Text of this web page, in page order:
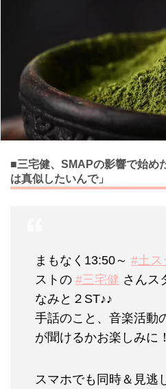
■三宅健、SMAPの影響で始め
は真似したいんで」
まもなく13:50～ #土ス
ストの #三宅健 さんス
なみと２ST♪♪
手話のこと、音楽活動
が聞けるかお楽しみに！
スマホでも同時＆見逃